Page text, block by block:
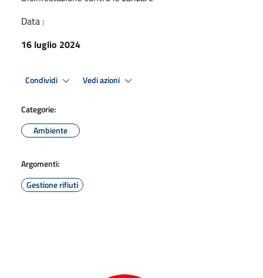
Data :
16 luglio 2024
Condividi Vedi azioni
Categorie:
Ambiente
Argomenti:
Gestione rifiuti